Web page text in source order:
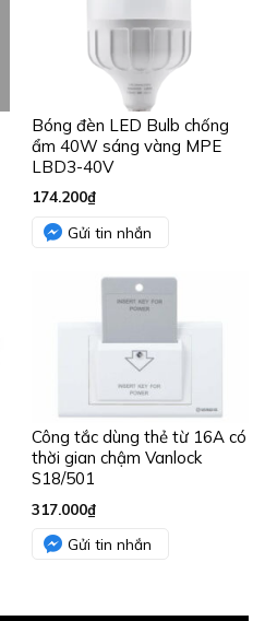
Bóng đèn LED Bulb chống
ẩm 40W sáng vàng MPE
LBD3-40V
174.200₫
Gửi tin nhắn
Công tắc dùng thẻ từ 16A có
thời gian chậm Vanlock
S18/501
317.000₫
Gửi tin nhắn